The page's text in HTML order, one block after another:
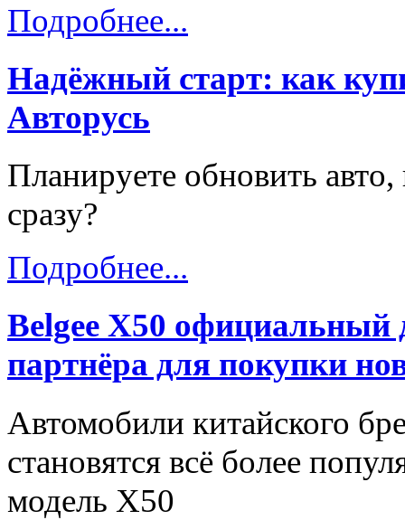
Подробнее...
Надёжный старт: как
Авторусь
Планируете обновить
сразу?
Подробнее...
Belgee X50 официальный
партнёра для покупки
Автомобили китайского
становятся всё более
модель X50